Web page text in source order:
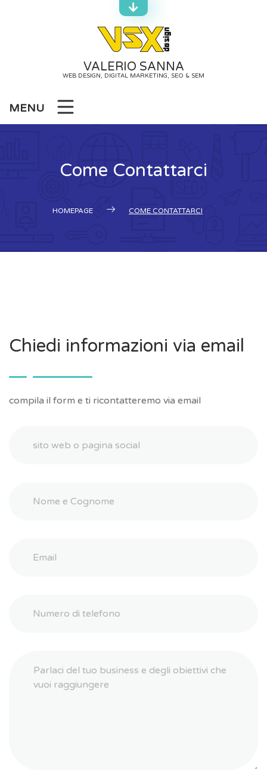
VALERIO SANNA
WEB DESIGN, DIGITAL MARKETING, SEO & SEM
MENU
Come Contattarci
HOMEPAGE COME CONTATTARCI
Chiedi informazioni via email
compila il form e ti ricontatteremo via email